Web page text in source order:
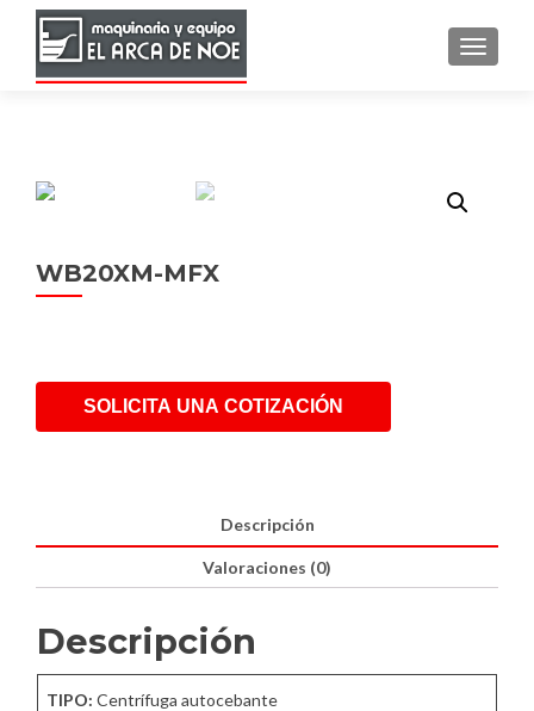
WB20XM-MFX
SOLICITA UNA COTIZACIÓN
Descripción
Valoraciones (0)
Descripción
TIPO: Centrífuga autocebante